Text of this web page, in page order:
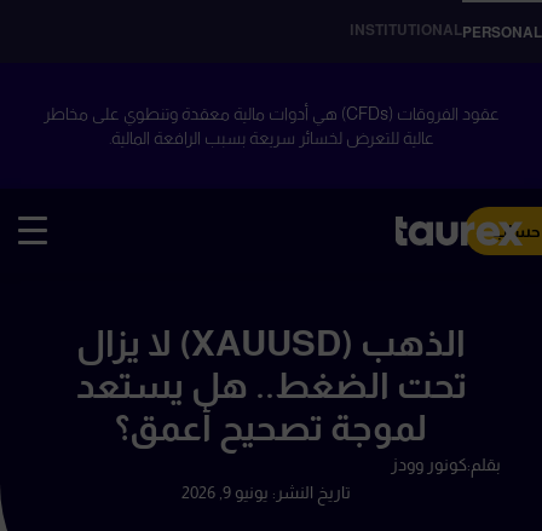
PERSONAL
INSTITUTIONAL
عقود الفروقات (CFDs) هي أدوات مالية معقدة وتنطوي على مخاطر
عالية للتعرض لخسائر سريعة بسبب الرافعة المالية.
حساب
الذهب (XAUUSD) لا يزال
تحت الضغط.. هل يستعد
لموجة تصحيح أعمق؟
بقلم:كونور وودز
تاريخ النشر: يونيو 9, 2026